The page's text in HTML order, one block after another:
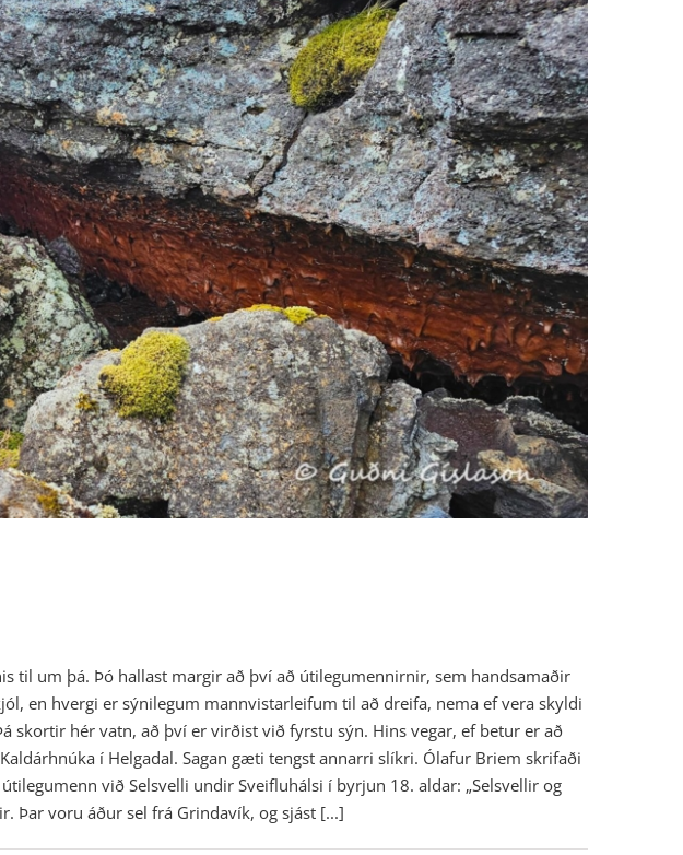
til um þá. Þó hallast margir að því að útilegumennirnir, sem handsamaðir
en hvergi er sýnilegum mannvistarleifum til að dreifa, nema ef vera skyldi
hér vatn, að því er virðist við fyrstu sýn. Hins vegar, ef betur er að
í Helgadal. Sagan gæti tengst annarri slíkri. Ólafur Briem skrifaði
við Selsvelli undir Sveifluhálsi í byrjun 18. aldar: „Selsvellir og
Þar voru áður sel frá Grindavík, og sjást [...]